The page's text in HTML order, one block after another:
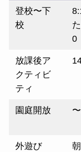
登校〜下
校
0
放課後ア
クティビ
ティ
園庭開放
外遊び